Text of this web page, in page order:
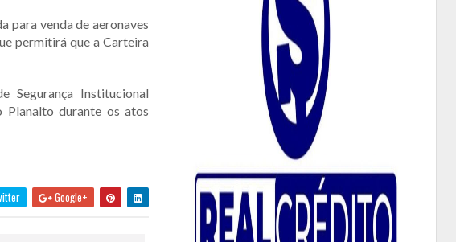
para venda de aeronaves
permitirá que a Carteira
Institucional
Planalto durante os atos
Google+